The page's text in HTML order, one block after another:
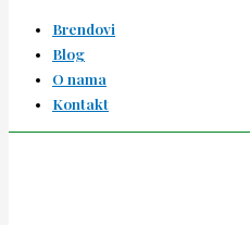
Brendovi
Blog
O nama
Kontakt